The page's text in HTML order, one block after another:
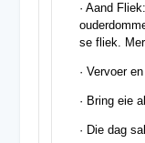
· Aand
se fliek.
· Vervoer
· Bring eie
· Die dag